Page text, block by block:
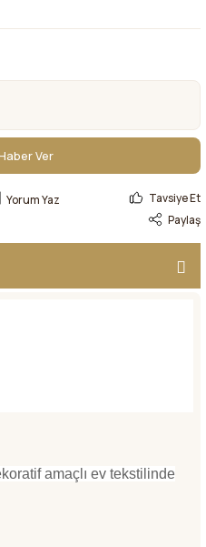
Ver
Ver
Yorum Yaz
Tavsiye Et
Paylaş
amaçlı ev tekstilinde